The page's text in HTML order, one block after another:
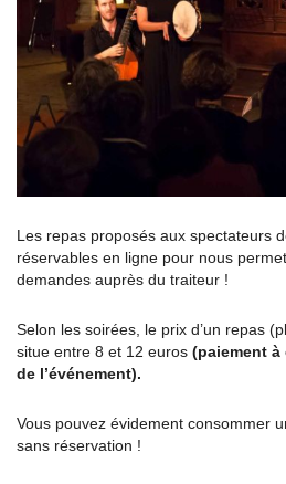
Les repas proposés aux spectateurs
réservables en ligne pour nous
demandes auprès du traiteur !
Selon les soirées, le prix d’un repas
situe entre 8 et 12 euros (paiement
de l’événement).
Vous pouvez évidement consommer
sans réservation !